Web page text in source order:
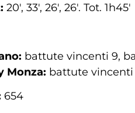
20′, 33′, 26′, 26′. Tot. 1h45′
battute vincenti 9,
Monza: battute vincenti
654